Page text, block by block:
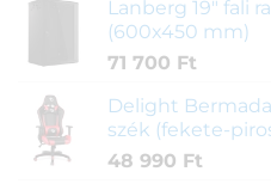
Lanberg 19" fali
(600x450 mm)
71 700 Ft
Delight
szék (fekete-
48 990 Ft